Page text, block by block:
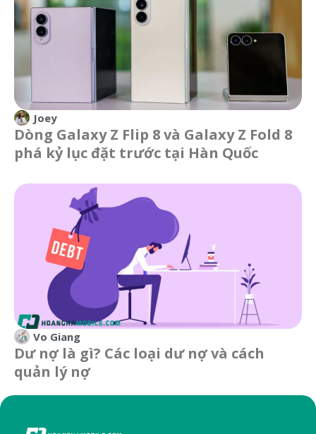
Joey
Dòng Galaxy Z Flip 8 và Galaxy Z Fold 8
phá kỷ lục đặt trước tại Hàn Quốc
Vo Giang
Dư nợ là gì? Các loại dư nợ và cách
quản lý nợ